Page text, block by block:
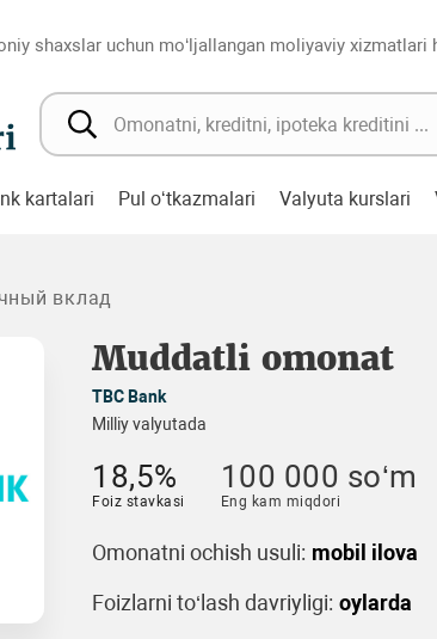
shaxslar uchun mo‘ljallangan moliyaviy xizmatlari
kartalari Pul o‘tkazmalari Valyuta kurslari
вклад
Muddatli omonat
TBC Bank
Milliy valyutada
18,5%
Foiz stavkasi
100 000 so‘m
Eng kam miqdori
Omonatni ochish usuli: mobil ilova
Foizlarni to‘lash davriyligi: oylarda